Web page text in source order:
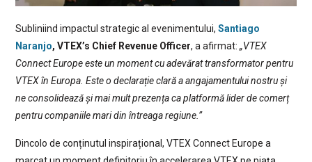
Subliniind impactul strategic al evenimentului, Santiago
Naranjo, VTEX’s Chief Revenue Officer, a afirmat: „VTEX
Connect Europe este un moment cu adevărat transformator pentru
VTEX în Europa. Este o declarație clară a angajamentului nostru și
ne consolidează și mai mult prezența ca platformă lider de comerț
pentru companiile mari din întreaga regiune.”
Dincolo de conținutul inspirațional, VTEX Connect Europe a